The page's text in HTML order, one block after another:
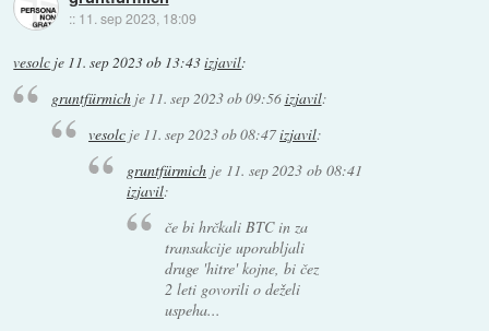
:: 11. sep 2023, 18:09
vesolc je 11. sep 2023 ob 13:43izjavil:
gruntfürmichje 11. sep 2023 ob 09:56izjavil:
vesolc je 11. sep 2023 ob 08:47izjavil:
gruntfürmichje 11. sep 2023 ob 08:41
izjavil:
če bi hrčkali BTC in za
transakcije uporabljali
druge 'hitre' kojne, bi čez
2 leti govorili o deželi
uspeha...